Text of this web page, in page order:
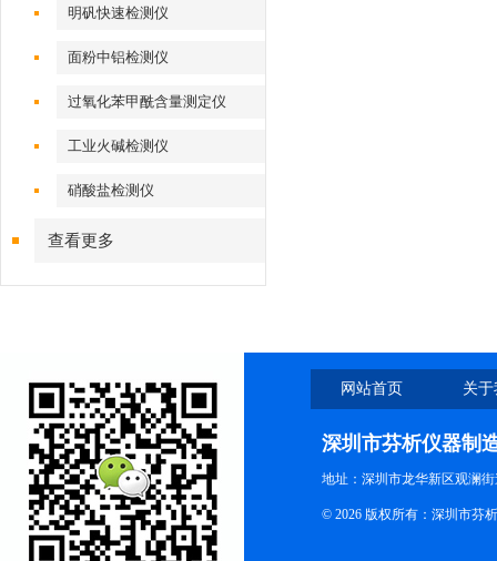
明矾快速检测仪
面粉中铝检测仪
过氧化苯甲酰含量测定仪
工业火碱检测仪
硝酸盐检测仪
查看更多
网站首页 关
深圳市芬析仪器制
地址：深圳市龙华新区观澜
© 2026 版权所有：深圳市芬